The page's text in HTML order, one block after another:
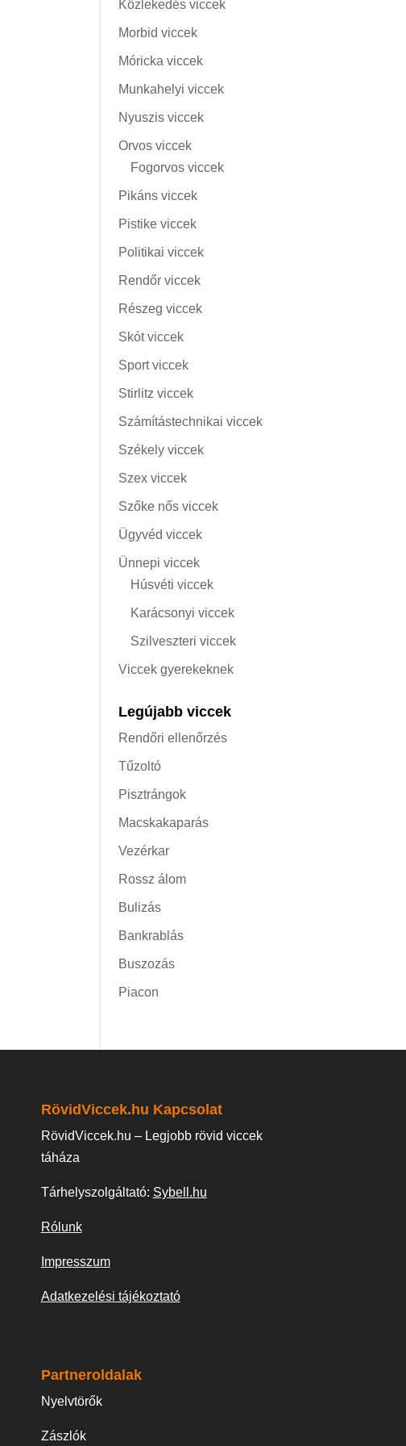
Közlekedés viccek
Morbid viccek
Móricka viccek
Munkahelyi viccek
Nyuszis viccek
Orvos viccek
Fogorvos viccek
Pikáns viccek
Pistike viccek
Politikai viccek
Rendőr viccek
Részeg viccek
Skót viccek
Sport viccek
Stirlitz viccek
Számítástechnikai viccek
Székely viccek
Szex viccek
Szőke nős viccek
Ügyvéd viccek
Ünnepi viccek
Húsvéti viccek
Karácsonyi viccek
Szilveszteri viccek
Viccek gyerekeknek
Legújabb viccek
Rendőri ellenőrzés
Tűzoltó
Pisztrángok
Macskakaparás
Vezérkar
Rossz álom
Bulizás
Bankrablás
Buszozás
Piacon
RövidViccek.hu Kapcsolat
RövidViccek.hu – Legjobb rövid viccek
táháza
Tárhelyszolgáltató: Sybell.hu
Rólunk
Impresszum
Adatkezelési tájékoztató
Partneroldalak
Nyelvtörők
Zászlók